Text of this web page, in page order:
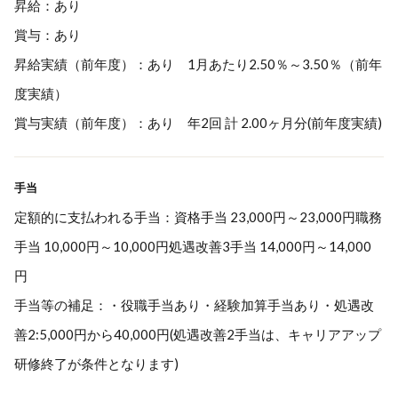
昇給：あり
賞与：あり
昇給実績（前年度）：あり 1月あたり2.50％～3.50％（前年
度実績）
賞与実績（前年度）：あり 年2回 計 2.00ヶ月分(前年度実績)
手当
定額的に支払われる手当：資格手当 23,000円～23,000円職務
手当 10,000円～10,000円処遇改善3手当 14,000円～14,000
円
手当等の補足：・役職手当あり・経験加算手当あり・処遇改
善2:5,000円から40,000円(処遇改善2手当は、キャリアアップ
研修終了が条件となります)